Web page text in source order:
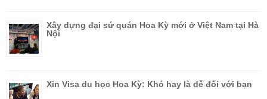
Xây dựng đại sứ quán Hoa Kỳ mới ở Việt Nam tại Hà
Nội
Xin Visa du học Hoa Kỳ: Khó hay là dễ đối với bạn